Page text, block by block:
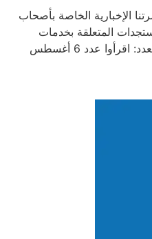
الإخبارية الخاصة بأصحاب
المتعلقة بخدمات
الصحة الوطنية المحلية. في هذا العدد: اقرأوا عدد 6 أغسطس